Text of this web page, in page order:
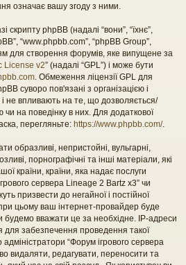
означає вашу згоду з ними.
phpBB (надалі “вони”, “їхнє”,
“www.phpbb.com”, “phpBB Group”,
для створення форумів, яке випущене за
License v2” (надалі “GPL”) і може бути
. Обмеження ліцензії GPL для
суворо пов'язані з організацією і
і не впливають на те, що дозволяється/
чи на поведінку в них. Для додаткової
перегляньте: https://www.phpbb.com/.
образливі, непристойні, вульгарні,
порнографічні та інші матеріали, які
країни, країни, яка надає послуги
сервера Lineage 2 Bartz x3” чи
призвести до негайної і постійної
цьому ваш інтернет-провайдер буде
вважати це за необхідне. IP-адреси
для забезпечення проведення такої
“Форум ігрового сервера
видаляти, редагувати, переносити та